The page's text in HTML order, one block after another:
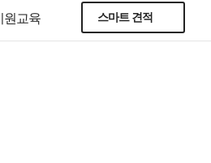
원교육 스마트 견적